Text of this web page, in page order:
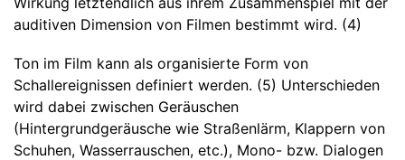
auditiven Dimension von Filmen bestimmt wird. (4)
Ton im Film kann als organisierte Form von
Schallereignissen definiert werden. (5) Unterschieden
wird dabei zwischen Geräuschen
(Hintergrundgeräusche wie Straßenlärm, Klappern von
Schuhen, Wasserrauschen, etc.), Mono- bzw. Dialogen